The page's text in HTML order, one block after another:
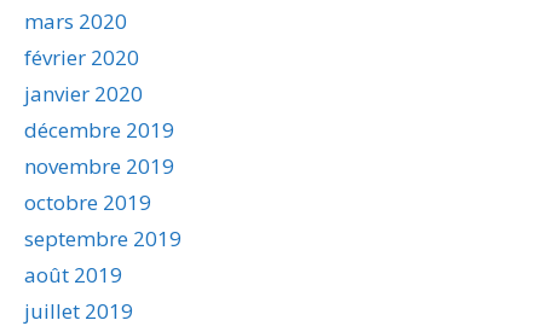
mars 2020
février 2020
janvier 2020
décembre 2019
novembre 2019
octobre 2019
septembre 2019
août 2019
juillet 2019